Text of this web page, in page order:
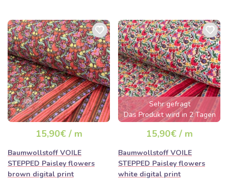
15,90€ / m
Baumwollstoff VOILE
STEPPED Paisley flowers
brown digital print
Sehr gefragt
Das Produkt wird in 2 Tagen
ausverkauft sein
15,90€ / m
Baumwollstoff VOILE
STEPPED Paisley flowers
white digital print